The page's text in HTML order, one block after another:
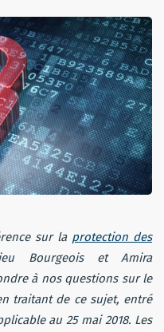
sur la protection des
Bourgeois et Amira
à nos questions sur le
traitant de ce sujet, entré
au 25 mai 2018. Les